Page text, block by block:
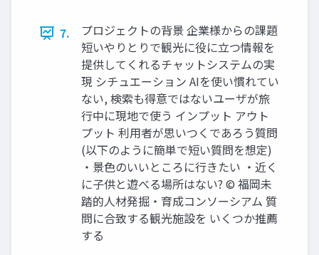
7.
プロジェクトの背景 企業様からの課題
短いやりとりで観光に役に立つ情報を
提供してくれるチャットシステムの実
現 シチュエーション AIを使い慣れてい
ない, 検索も得意ではないユーザが旅
行中に現地で使う インプット アウト
プット 利用者が思いつくであろう質問
(以下のように簡単で短い質問を想定)
・景色のいいところに行きたい ・近く
に子供と遊べる場所はない? © 福岡未
踏的人材発掘・育成コンソーシアム 質
問に合致する観光施設を いくつか推薦
する